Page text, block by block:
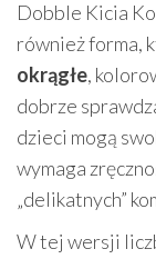
Dobble Kicia
również forma,
okrągłe,
dobrze
dzieci mogą
wymaga
„delikatnych”
W tej wersji